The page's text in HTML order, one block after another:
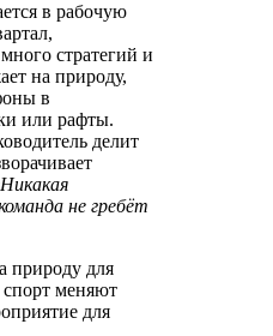
в рабочую
стратегий и
на природу,
в
или рафты.
делит
не гребёт